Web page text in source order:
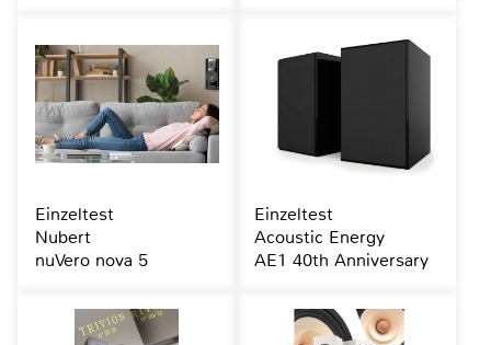
Einzeltest
Nubert
nuVero nova 5
Einzeltest
Acoustic Energy
AE1 40th Anniversary